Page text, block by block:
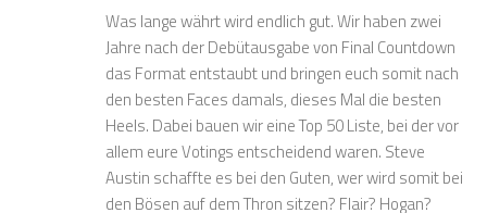
Was lange währt wird endlich gut. Wir haben zwei
Jahre nach der Debütausgabe von Final Countdown
das Format entstaubt und bringen euch somit nach
den besten Faces damals, dieses Mal die besten
Heels. Dabei bauen wir eine Top 50 Liste, bei der vor
allem eure Votings entscheidend waren. Steve
Austin schaffte es bei den Guten, wer wird somit bei
den Bösen auf dem Thron sitzen? Flair? Hogan?